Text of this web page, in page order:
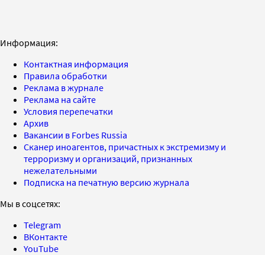
Информация:
Контактная информация
Правила обработки
Реклама в журнале
Реклама на сайте
Условия перепечатки
Архив
Вакансии в Forbes Russia
Сканер иноагентов, причастных к экстремизму и
терроризму и организаций, признанных
нежелательными
Подписка на печатную версию журнала
Мы в соцсетях:
Telegram
ВКонтакте
YouTube